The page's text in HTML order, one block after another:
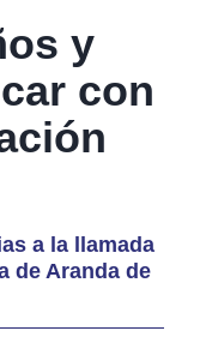
y
con
a la llamada
de Aranda de